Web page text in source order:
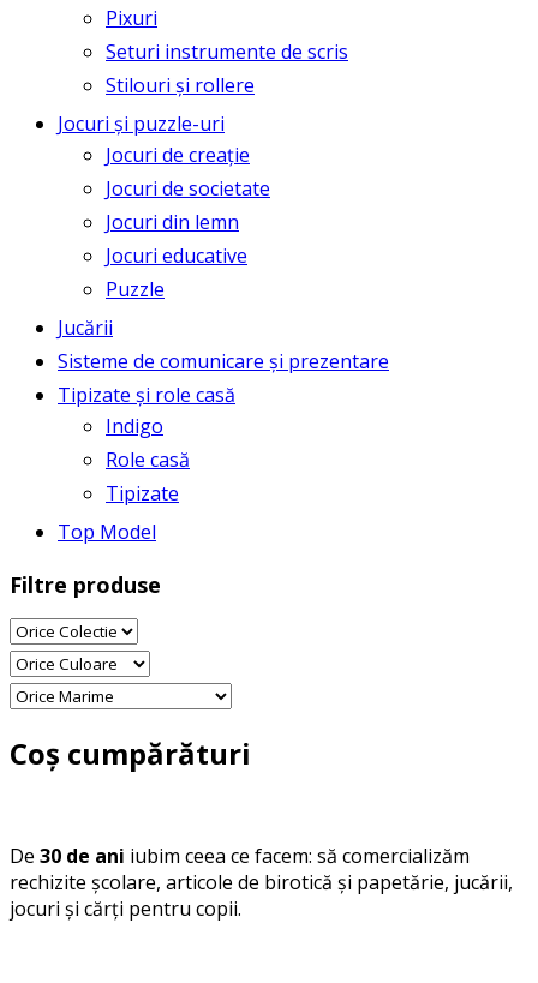
Pixuri
Seturi instrumente de scris
Stilouri și rollere
Jocuri și puzzle-uri
Jocuri de creație
Jocuri de societate
Jocuri din lemn
Jocuri educative
Puzzle
Jucării
Sisteme de comunicare și prezentare
Tipizate și role casă
Indigo
Role casă
Tipizate
Top Model
Filtre produse
Coș cumpărături
De 30 de ani iubim ceea ce facem: să comercializăm
rechizite școlare, articole de birotică și papetărie, jucării,
jocuri și cărți pentru copii.